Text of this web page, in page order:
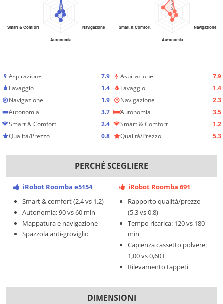
Aspirazione
7.9
Lavaggio
1.4
Navigazione
1.9
Autonomia
3.7
Smart & Comfort
2.4
Qualità/Prezzo
0.8
Aspirazione
7.9
Lavaggio
1.4
Navigazione
2.3
Autonomia
3.5
Smart & Comfort
1.2
Qualità/Prezzo
5.3
PERCHÉ SCEGLIERE
iRobot Roomba e5154
Smart & comfort (2.4 vs 1.2)
Autonomia: 90 vs 60 min
Mappatura e navigazione
Spazzola anti-groviglio
iRobot Roomba 691
Rapporto qualità/prezzo
(5.3 vs 0.8)
Tempo ricarica: 120 vs 180
min
Capienza cassetto polvere:
1,00 vs 0,60 L
Rilevamento tappeti
DIMENSIONI